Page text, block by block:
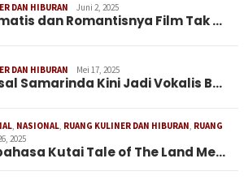
DAN HIBURAN Juni 2, 2025
dan Romantisnya Film Tak …
DAN HIBURAN Mei 17, 2025
Samarinda Kini Jadi Vokalis B…
NASIONAL RUANG KULINER DAN HIBURAN RUANG
2025
Kutai Tale of The Land Me…